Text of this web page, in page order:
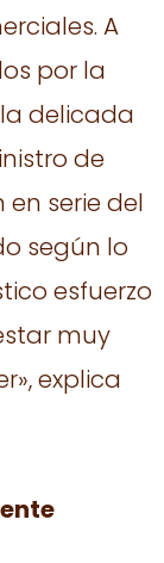
A
por la
delicada
de
serie del
según lo
esfuerzo
muy
explica